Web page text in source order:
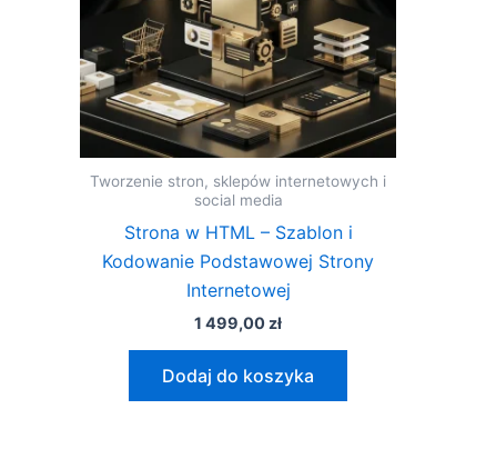
Tworzenie stron, sklepów internetowych i
social media
Strona w HTML – Szablon i
Kodowanie Podstawowej Strony
Internetowej
1 499,00 zł
Dodaj do koszyka